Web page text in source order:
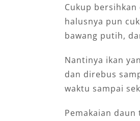
Cukup
halusnya pun
bawang putih,
Nantinya ikan
dan direbus
waktu sampai
Pemakaian